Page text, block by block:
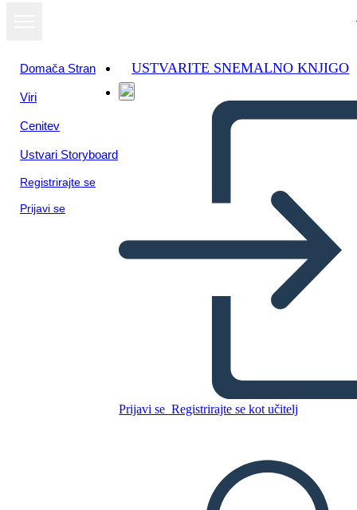
Domača Stran
Viri
Cenitev
Ustvari Storyboard
Registrirajte se
Prijavi se
USTVARITE SNEMALNO KNJIGO
Prijavi se Registrirajte se kot učitelj
Riepilogo del Complotto dei
Rifugiati: la Storia di Isabel
Kopirajte to snemalno knjigo
USTVARITE SNEMALNO KNJIGO